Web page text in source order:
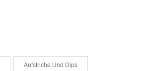
Aufstriche Und Dips